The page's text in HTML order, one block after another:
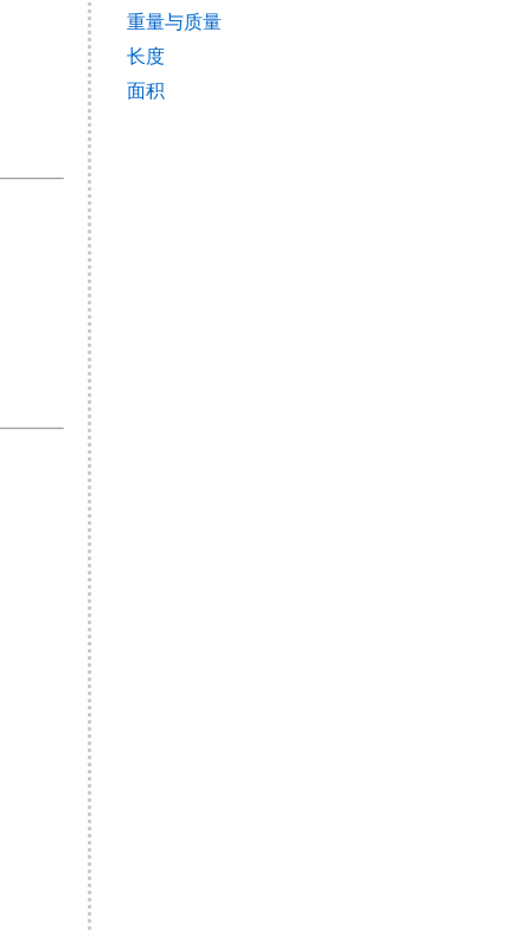
重量与质量
长度
面积